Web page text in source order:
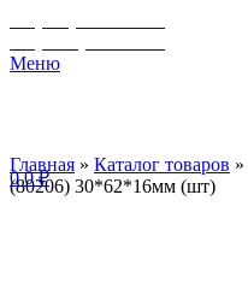
Меню
00₽
Главная » Каталог товаров »
(80206) 30*62*16мм (шт)